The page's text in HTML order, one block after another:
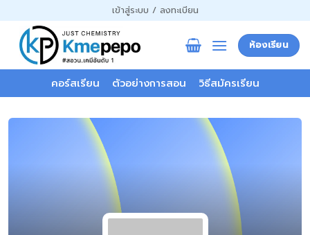
ไป
เนื้อหา
เข้าสู่ระบบ / ลงทะเบียน
ห้องเรียน
คอร์สเรียน ตัวอย่างการสอน วิธีสมัครเรียน